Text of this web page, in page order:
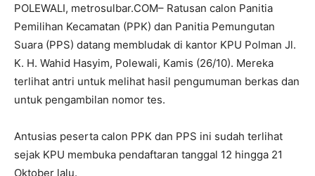
POLEWALI, metrosulbar.COM– Ratusan calon Panitia
Pemilihan Kecamatan (PPK) dan Panitia Pemungutan
Suara (PPS) datang membludak di kantor KPU Polman Jl.
K. H. Wahid Hasyim, Polewali, Kamis (26/10). Mereka
terlihat antri untuk melihat hasil pengumuman berkas dan
untuk pengambilan nomor tes.
Antusias peserta calon PPK dan PPS ini sudah terlihat
sejak KPU membuka pendaftaran tanggal 12 hingga 21
Oktober lalu.